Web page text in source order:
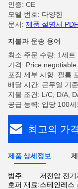
인증: CE
모델 번호: 다양한
문서: 제품 설명서 PDF
지불과 운송 용어
최소 주문 수량: 1세트
가격: Price negotiable
포장 세부 사항: 필름
배달 시간: 근무일 기
지불 조건: L/C, D/A,
공급 능력: 입당 100세
최고의 가
제품 상세정보
범주:
저전압 전기
호퍼 재료:스테인레스